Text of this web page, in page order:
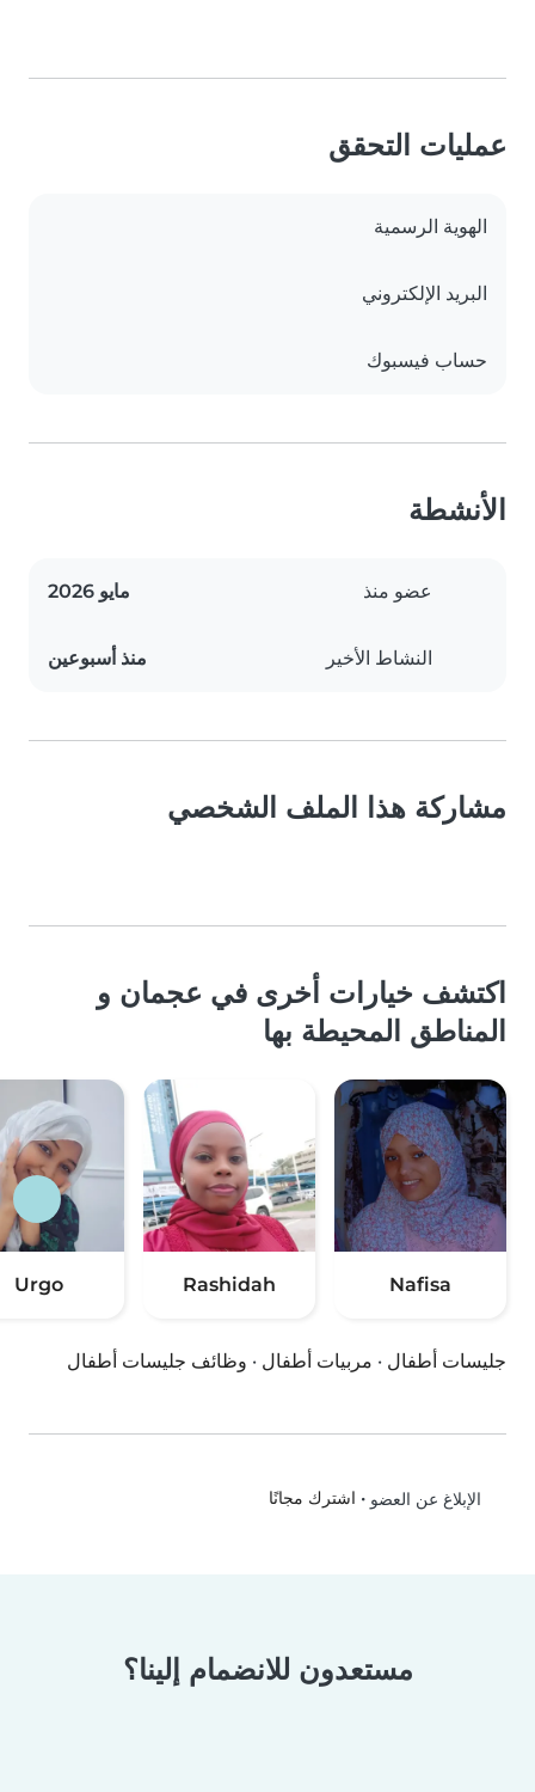
عمليات التحقق
الهوية الرسمية
البريد الإلكتروني
حساب فيسبوك
الأنشطة
عضو منذ مايو 2026
النشاط الأخير منذ أسبوعين
مشاركة هذا الملف الشخصي
اكتشف خيارات أخرى في عجمان و
المناطق المحيطة بها
Nafisa
Rashidah
Urgo
جليسات أطفال · مربيات أطفال · وظائف جليسات أطفال
الإبلاغ عن العضو • اشترك مجانًا
مستعدون للانضمام إلينا؟